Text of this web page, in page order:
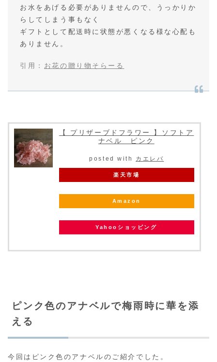
お水をあげる必要がありませんので、うっかりか
らしてしまう事もなく
ギフトとして配送時に状態が悪くなる様な心配も
ありません。
引用： お花の贈り物そらーる
【 プリザーブドフラワー 】ソフトア
ナベル ピンク
posted with カエレバ
楽天市場
Amazon
Yahooショッピング
ピンク色のアナベルで梅雨時に華を添
える
今回はピンク色のアナベルのご紹介でした。